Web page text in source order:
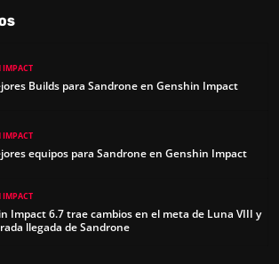
IMPACT
Builds para Sandrone en Genshin Impact
IMPACT
equipos para Sandrone en Genshin Impact
IMPACT
Impact 6.7 trae cambios en el meta de Luna VIII y
llegada de Sandrone